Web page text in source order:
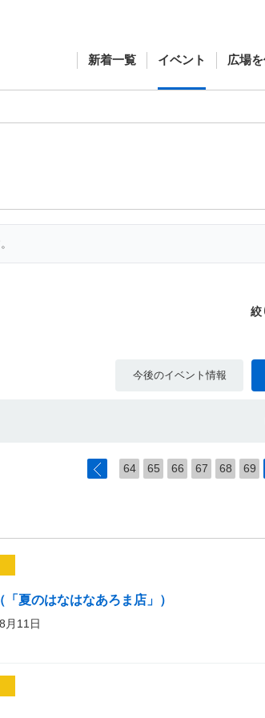
新着一覧 イベント 広場
絞
今後のイベント情報
64 65 66 67 68 69
夏のはなはなあろま店」）
月11日